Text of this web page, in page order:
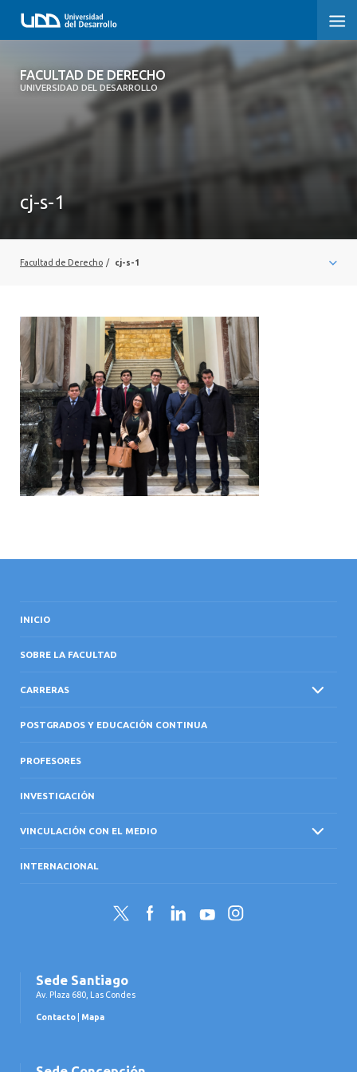
FACULTAD DE DERECHO
UNIVERSIDAD DEL DESARROLLO
FACULTAD DE DERECHO
SOBRE LA FACULTAD
VINCULACIÓN CON EL MEDIO
INTERNACIONAL
cj-s-1
Facultad de Derecho / cj-s-1
INICIO
SOBRE LA FACULTAD
CARRERAS
POSTGRADOS Y EDUCACIÓN CONTINUA
PROFESORES
INVESTIGACIÓN
VINCULACIÓN CON EL MEDIO
INTERNACIONAL
Twitter FacebookLinkedInYouTubeInstagram
Sede Santiago
Av. Plaza 680, Las Condes
Contacto Mapa